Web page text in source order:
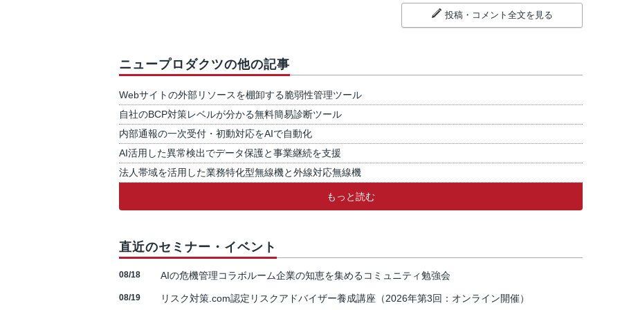
投稿・コメント全文を見る
ニュープロダクツの他の記事
Webサイトの外部リソースを棚卸する脆弱性管理ツール
自社のBCP対策レベルが分かる無料簡易診断ツール
内部通報の一次受付・初動対応をAIで自動化
AI活用した異常検出でデータ保護と事業継続を支援
法人帯域を活用した業務特化型無線機と外線対応無線機
もっと読む
直近のセミナー・イベント
08/18 AIの危機管理コラボルーム企業の知恵を集めるコミュニティ勉強会
08/19 リスク対策.com認定リスクアドバイザー養成講座（2026年第3回：オンライン開催）